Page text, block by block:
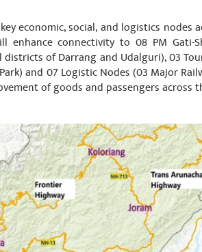
economic, social, and logistics nodes
enhance connectivity to 08 PM Gati-
of Darrang and Udalguri), 03
and 07 Logistic Nodes (03 Major
of goods and passengers across